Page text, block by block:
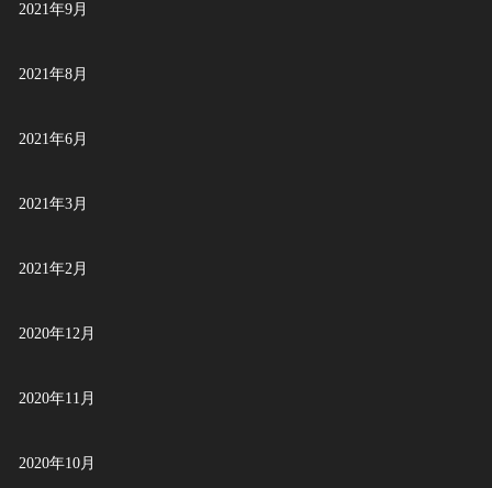
2021年9月
2021年8月
2021年6月
2021年3月
2021年2月
2020年12月
2020年11月
2020年10月